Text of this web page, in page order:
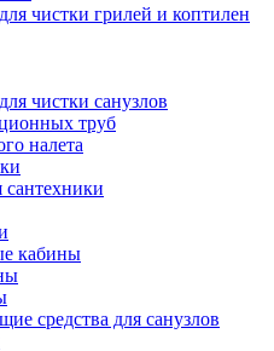
чистки грилей и коптилен
чистки санузлов
труб
налета
сантехники
кабины
средства для санузлов